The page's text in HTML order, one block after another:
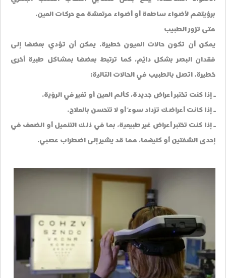
برؤيتهم لأضواء ساطعة أو أضواء مرتعشة مع حركات العين.
متى تزور الطبيب
يمكن أن تكون حالات العيون خطيرة. يمكن أن تؤدي بعضها إلى
فقدان البصر بشكل دائم، كما ترتبط بعضها بمشاكل طبية أخرى
خطيرة. اتصل بالطبيب في الحالات التالية:
ـ إذا كنت تختبر أعراض جديدة، كألم العين أو تغير في الرؤية.
ـ إذا كانت أعراضك تزداد سوءً أو لا تتحسن بالعلاج.
ـ إذا كنت تختبر أعراض غير طبيعية، بما في ذلك التنميل أو الضعف في
إحدى الشفتين أو كليهما، مما قد يشير إلى اضطراب عصبي.